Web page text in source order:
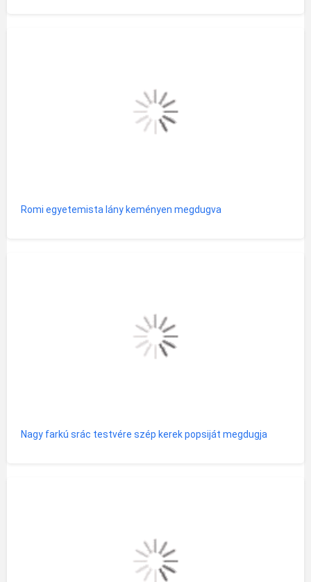
Romi egyetemista lány keményen megdugva
Nagy farkú srác testvére szép kerek popsiját megdugja